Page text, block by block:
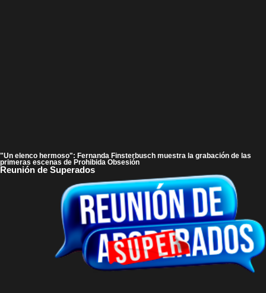
"Un elenco hermoso": Fernanda Finsterbusch muestra la grabación de las
primeras escenas de Prohibida Obsesión
Reunión de Superados